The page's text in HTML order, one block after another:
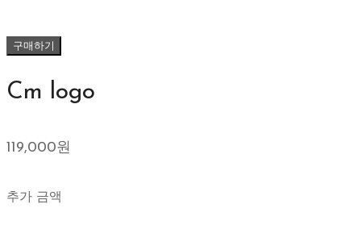
구매하기
Cm logo
119,000원
추가 금액